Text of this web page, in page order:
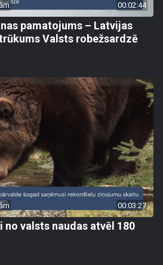
00:02:44
pamatojums – Latvijas
Valsts robežsardzē
00:03:27
no valsts naudas atvēl 180